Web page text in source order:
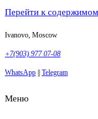
Перейти к
Ivanovo, Moscow
+7(903) 977 07-08
WhatsApp Telegram
Меню